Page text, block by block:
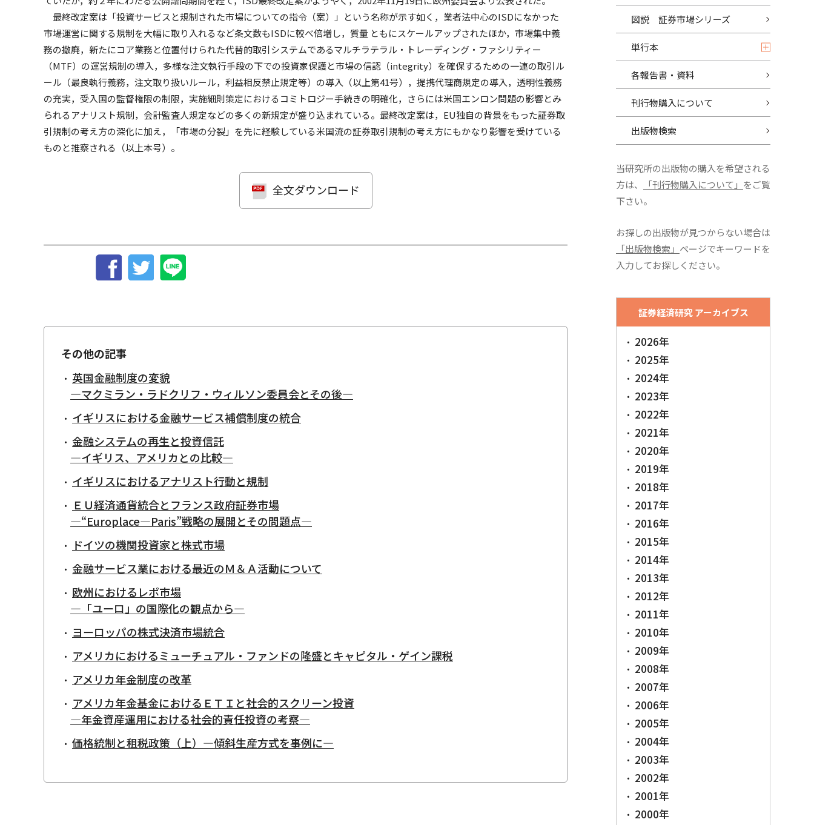
最終改定案は「投資サービスと規制された市場についての指令（案）」という名称が示す如く，業者法中心のISDになかった
市場運営に関する規制を大幅に取り入れるなど条文数もISDに較べ倍増し，質量 ともにスケールアップされたほか，市場集中義
務の撤廃，新たにコア業務と位置付けられた代替的取引システムであるマルチラテラル・トレーディング・ファシリティー
（MTF）の運営規制の導入，多様な注文執行手段の下での投資家保護と市場の信認（integrity）を確保するための一連の取引ル
ール（最良執行義務，注文取り扱いルール，利益相反禁止規定等）の導入（以上第41号），提携代理商規定の導入，透明性義務
の充実，受入国の監督権限の制限，実施細則策定におけるコミトロジー手続きの明確化，さらには米国エンロン問題の影響とみ
られるアナリスト規制，会計監査人規定などの多くの新規定が盛り込まれている。最終改定案は，EU独自の背景をもった証券取
引規制の考え方の深化に加え，「市場の分裂」を先に経験している米国流の証券取引規制の考え方にもかなり影響を受けている
ものと推察される（以上本号）。
全文ダウンロード
その他の記事
英国金融制度の変貌
―マクミラン・ラドクリフ・ウィルソン委員会とその後―
イギリスにおける金融サービス補償制度の統合
金融システムの再生と投資信託
―イギリス、アメリカとの比較―
イギリスにおけるアナリスト行動と規制
ＥＵ経済通貨統合とフランス政府証券市場
―“Europlace―Paris”戦略の展開とその問題点―
ドイツの機関投資家と株式市場
金融サービス業における最近のＭ＆Ａ活動について
欧州におけるレポ市場
―「ユーロ」の国際化の観点から―
ヨーロッパの株式決済市場統合
アメリカにおけるミューチュアル・ファンドの隆盛とキャピタル・ゲイン課税
アメリカ年金制度の改革
アメリカ年金基金におけるＥＴＩと社会的スクリーン投資
―年金資産運用における社会的責任投資の考察―
価格統制と租税政策（上）―傾斜生産方式を事例に―
図説 証券市場シリーズ
単行本
各報告書・資料
刊行物購入について
出版物検索
当研究所の出版物の購入を希望される
方は、
「刊行物購入について」 をご覧
下さい。
お探しの出版物が見つからない場合は
「出版物検索」 ページでキーワードを
入力してお探しください。
証券経済研究 アーカイブス
2026年
2025年
2024年
2023年
2022年
2021年
2020年
2019年
2018年
2017年
2016年
2015年
2014年
2013年
2012年
2011年
2010年
2009年
2008年
2007年
2006年
2005年
2004年
2003年
2002年
2001年
2000年